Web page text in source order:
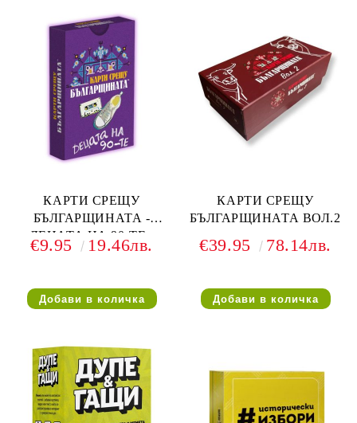
КАРТИ СРЕЩУ
БЪЛГАРЩИНАТА -
ДЕЦАТА НА 90-ТЕ -
РАЗШИРЕНИЕ
€9.95 19.46лв.
КАРТИ СРЕЩУ
БЪЛГАРЩИНАТА ВОЛ.2
€39.95 78.14лв.